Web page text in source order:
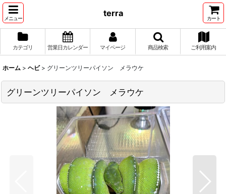
メニュー
terra
カート
カテゴリ 営業日カレンダー マイページ 商品検索 ご利用案内
ホーム > ヘビ > グリーンツリーパイソン メラウケ
グリーンツリーパイソン メラウケ